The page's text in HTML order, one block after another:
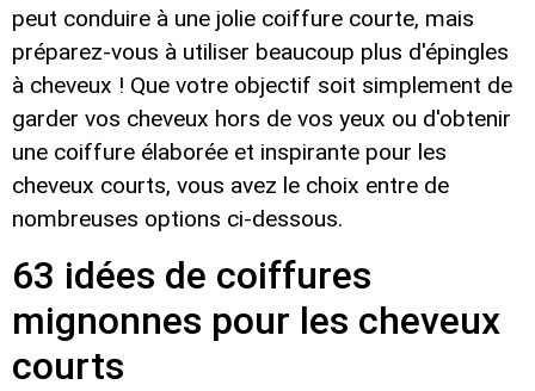
peut conduire à une jolie coiffure courte, mais
préparez-vous à utiliser beaucoup plus d'épingles
à cheveux ! Que votre objectif soit simplement de
garder vos cheveux hors de vos yeux ou d'obtenir
une coiffure élaborée et inspirante pour les
cheveux courts, vous avez le choix entre de
nombreuses options ci-dessous.
63 idées de coiffures
mignonnes pour les cheveux
courts